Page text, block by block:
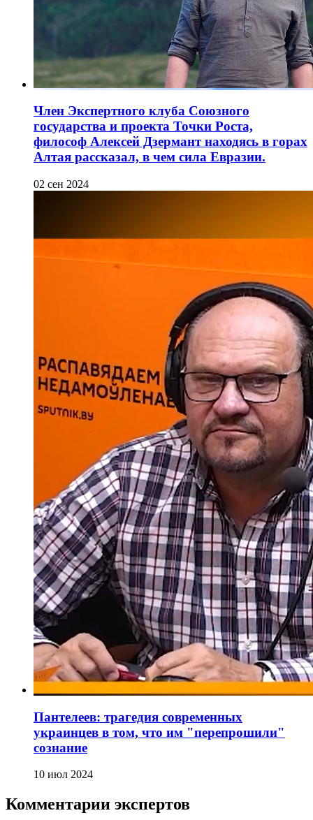
Член Экспертного клуба Союзного
государства и проекта Точки Роста,
философ Алексей Дзермант находясь в горах
Алтая рассказал, в чем сила Евразии.
02 сен 2024
Пантелеев: трагедия современных
украинцев в том, что им "перепрошили"
сознание
10 июл 2024
Комментарии экспертов